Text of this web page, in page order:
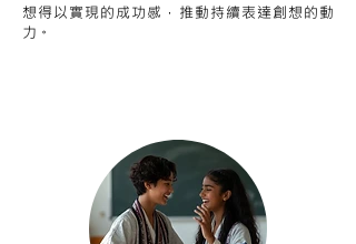
想得以實現的成功感，推動持續表達創想的動
力。